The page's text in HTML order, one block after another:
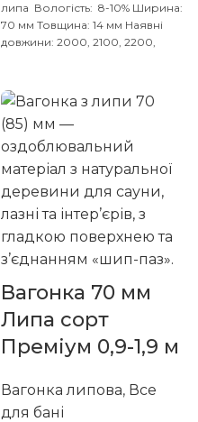
липа Вологість: 8-10% Ширина:
70 мм Товщина: 14 мм Наявні
довжини: 2000, 2100, 2200,
Індивідуальні розміри
погоджуйте із менеджером
Вагонка 70 мм
Липа сорт
Преміум 0,9-1,9 м
Вагонка липова, Все
для бані